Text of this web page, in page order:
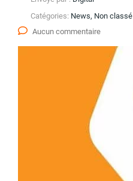
Catégories: News, Non classé
Aucun commentaire